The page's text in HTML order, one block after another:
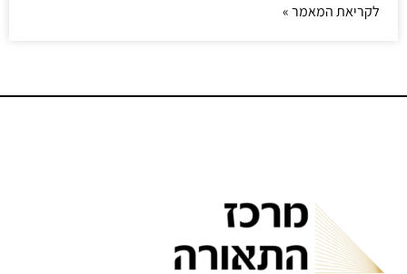
לקריאת המאמר »